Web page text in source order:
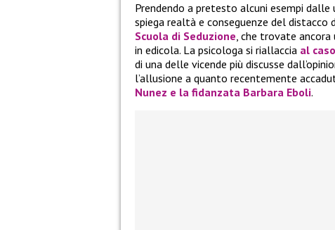
Prendendo a pretesto alcuni esempi
spiega realtà e conseguenze del distacco
Scuola di Seduzione, che trovate
in edicola. La psicologa si riallaccia al
di una delle vicende più discusse
l’allusione a quanto recentemente
Nunez e la fidanzata Barbara Eboli.